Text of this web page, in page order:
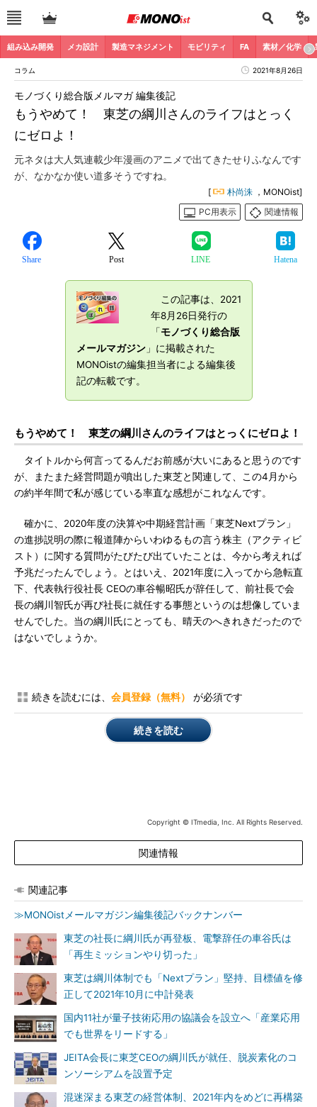
組み込み開発 メカ設計 製造マネジメント モビリティ FA 素材／化学
コラム 2021年8月26日
もうやめて！ 東芝の綱川さんのライフはとっく
にゼロよ！
モノづくり総合版メルマガ 編集後記
元ネタは大人気連載少年漫画のアニメで出てきたせりふなんです
が、なかなか使い道多そうですね。
[ 朴尚洙 ，MONOist]
PC用表示
関連情報
Share Post LINE Hatena
この記事は、2021
年8月26日発行の
「モノづくり総合版
メールマガジン」に掲載された
MONOistの編集担当者による編集後
記の転載です。
もうやめて！ 東芝の綱川さんのライフはとっくにゼロよ！
タイトルから何言ってるんだお前感が大いにあると思うのです
が、またまた経営問題が噴出した東芝と関連して、この4月から
の約半年間で私が感じている率直な感想がこれなんです。
確かに、2020年度の決算や中期経営計画「東芝Nextプラン」
の進捗説明の際に報道陣からいわゆるもの言う株主（アクティビ
スト）に関する質問がたびたび出ていたことは、今から考えれば
予兆だったんでしょう。とはいえ、2021年度に入ってから急転直
下、代表執行役社長 CEOの車谷暢昭氏が辞任して、前社長で会
長の綱川智氏が再び社長に就任する事態というのは想像していま
せんでした。当の綱川氏にとっても、晴天のへきれきだったので
はないでしょうか。
続きを読むには、 会員登録（無料） が必須です
続きを読む
Copyright © ITmedia, Inc. All Rights Reserved.
関連情報
関連記事
≫MONOistメールマガジン編集後記バックナンバー
東芝の社長に綱川氏が再登板、電撃辞任の車谷氏は
「再生ミッションやり切った」
東芝は綱川体制でも「Nextプラン」堅持、目標値を修
正して2021年10月に中計発表
国内11社が量子技術応用の協議会を設立へ「産業応用
でも世界をリードする」
JEITA会長に東芝CEOの綱川氏が就任、脱炭素化のコ
ンソーシアムを設置予定
混迷深まる東芝の経営体制、2021年内をめどに再構築